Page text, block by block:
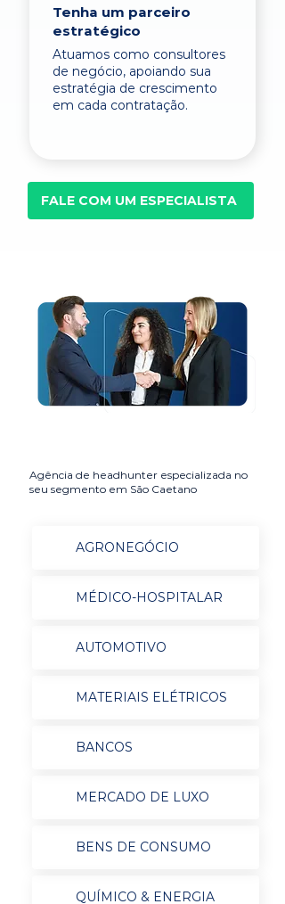
Tenha um parceiro
estratégico
Atuamos como consultores
de negócio, apoiando sua
estratégia de crescimento
em cada contratação.
FALE COM UM ESPECIALISTA
Agência de headhunter especializada no
seu segmento em São Caetano
AGRONEGÓCIO
MÉDICO-HOSPITALAR
AUTOMOTIVO
MATERIAIS ELÉTRICOS
BANCOS
MERCADO DE LUXO
BENS DE CONSUMO
QUÍMICO & ENERGIA